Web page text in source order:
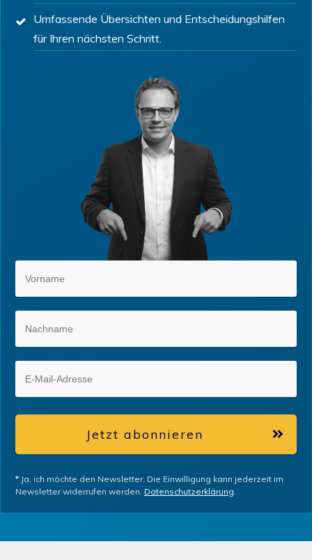
Umfassende Übersichten und Entscheidungshilfen
für Ihren nächsten Schritt.
Jetzt abonnieren
* Ja, ich möchte den Newsletter. Die Einwilligung kann jederzeit im
Newsletter widerrufen werden. Datenschutzerklärung